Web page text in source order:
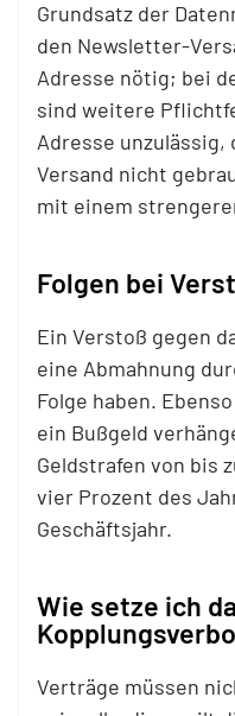
Grundsatz der
den Newsletter-
Adresse nötig; bei
sind weitere
Adresse
Versand nicht
mit einem
Folgen bei
Ein Verstoß gegen
eine Abmahnung
Folge haben.
ein Bußgeld
Geldstrafen von bis
vier Prozent des
Geschäftsjahr.
Wie setze ich
Verträge müssen